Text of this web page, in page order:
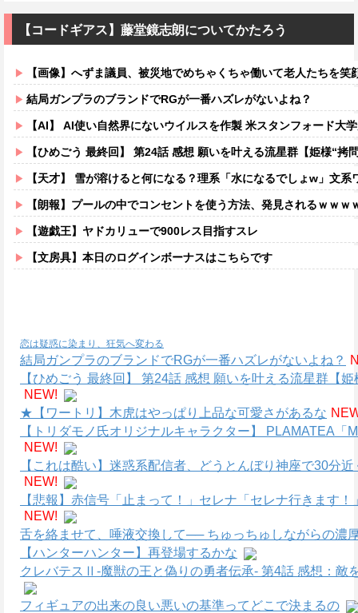
【コードギアス】藤堂鏡志朗についてかたろう
【画像】へずま議員、被災地でめちゃくちゃ働いて老人たちを笑顔にして
結局ガンプラのブランドでRGが一番ハズレがないよね？
【AI】 AI使い自然界にないウイルスを作製 米スタンフォード大
【ひめごう 最終回】 第24話 感想 願いを叶える流星群【姫様“拷
【天才】 雪が溶けると何になる？理系「水になるでしょw」文系
【朗報】プールの中でコンセントを使う方法、発見されるｗｗｗ
【遊戯王】ヤドカリューで900レス目指すスレ
【文房具】本日のログインボーナスはこちらです
恋は疑惑に染まり、狂気へ変わる
結局ガンプラのブランドでRGが一番ハズレがないよね？
【ひめごう 最終回】 第24話 感想 願いを叶える流星群【姫
NEW!
★【ワートリ】木虎はやっぱり上品な可愛さがあるな
【トリダモノ氏オリジナルキャラクター】 PLAMATEA
NEW!
【これは酷い】迷惑系配信者、どうとんぼり神座で30分
NEW!
【悲報】赤信号「止まって！」セレナ「セレナ行きます
NEW!
舌を絡ませて、唾液交換して── ちゅっちゅしながらの濃
【ハンターハンター】再登場するかな
クレバテスⅡ-魔獣の王と偽りの勇者伝承- 第4話 感想：敵
フィギュアの出来の良い悪いの基準ってどこで決まるの